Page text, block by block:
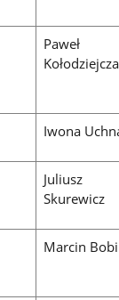
Paweł
Iwona
Juliusz
Skurewicz
Marcin